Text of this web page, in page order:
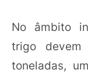
No âmbito
trigo devem
toneladas,